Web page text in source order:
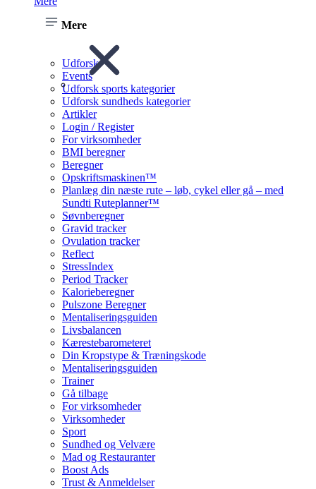
Mere
Udforsk
Events
Udforsk sports kategorier
Udforsk sundheds kategorier
Artikler
Login / Register
For virksomheder
BMI beregner
Beregner
Opskriftsmaskinen™
Planlæg din næste rute – løb, cykel eller gå – med
Sundti Ruteplanner™
Søvnberegner
Gravid tracker
Ovulation tracker
Reflect
StressIndex
Period Tracker
Kalorieberegner
Pulszone Beregner
Mentaliseringsguiden
Livsbalancen
Kærestebarometeret
Din Kropstype & Træningskode
Mentaliseringsguiden
Trainer
Gå tilbage
For virksomheder
Virksomheder
Sport
Sundhed og Velvære
Mad og Restauranter
Boost Ads
Trust & Anmeldelser